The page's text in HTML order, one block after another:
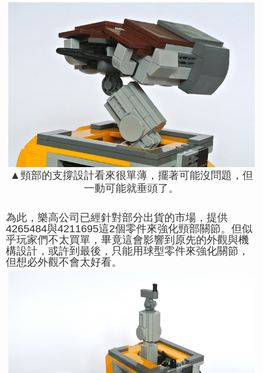
▲頸部的支撐設計看來很單薄，擺著可能沒問題，但
一動可能就垂頭了。
為此，樂高公司已經針對部分出貨的市場，提供
4265484與4211695這2個零件來強化頸部關節。但似
乎玩家們不太買單，畢竟這會影響到原先的外觀與機
構設計，或許到最後，只能用球型零件來強化關節，
但想必外觀不會太好看。